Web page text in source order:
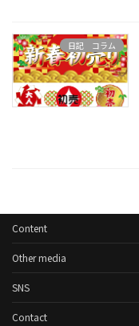
日記 コラム
Content
Other media
SNS
Contact